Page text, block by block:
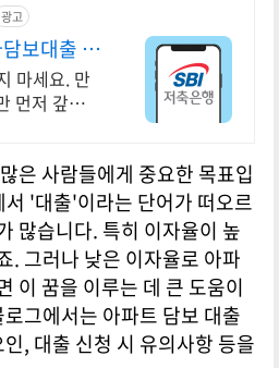
광고
보대출 스
마세요. 만
먼저 갚으세
은 사람들에게 중요한 목표입
'대출'이라는 단어가 떠오르
많습니다. 특히 이자율이 높
. 그러나 낮은 이자율로 아파
이 꿈을 이루는 데 큰 도움이
그에서는 아파트 담보 대출
, 대출 신청 시 유의사항 등을